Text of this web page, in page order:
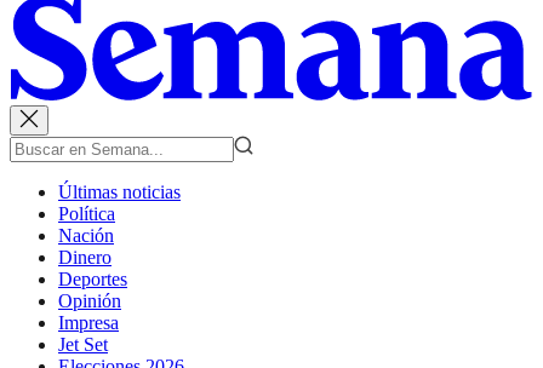
Últimas noticias
Política
Nación
Dinero
Deportes
Opinión
Impresa
Jet Set